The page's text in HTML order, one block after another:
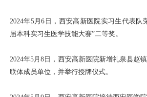
2024年5月6日，西安高新医院实习生代表队
届本科实习生医学技能大赛”二等奖。
2024年5月8日，西安高新医院新增礼泉县赵
联体成员单位，并举行授牌仪式。